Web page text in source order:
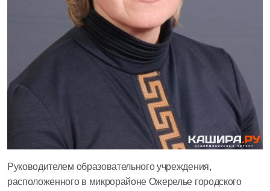
Руководителем образовательного учреждения,
расположенного в микрорайоне Ожерелье городского